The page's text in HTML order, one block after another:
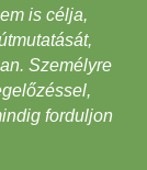
is célja,
Személyre
forduljon